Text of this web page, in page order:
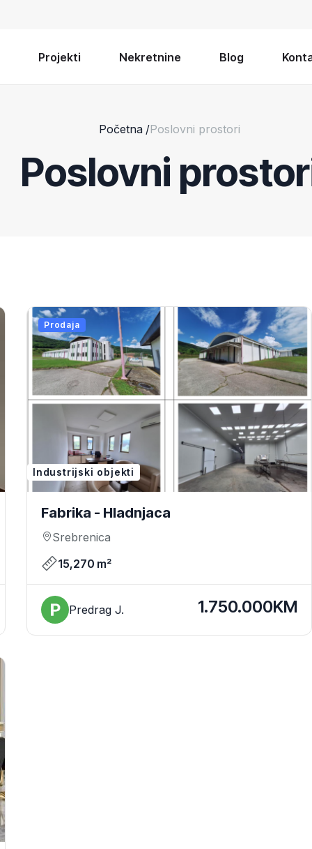
Projekti Nekretnine Blog
Početna /Poslovni prostori
Poslovni
Prodaja
Industrijski objekti
Fabrika - Hladnjaca
Srebrenica
15,270 m²
Predrag J. 1.750.000KM